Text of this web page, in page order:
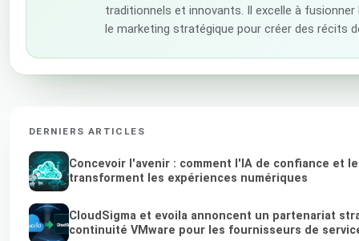
traditionnels et innovants. Il excelle à
le marketing stratégique pour créer des récits
DERNIERS ARTICLES
Concevoir l'avenir : comment l'IA de confiance et
transforment les expériences numériques
CloudSigma et evoila annoncent un partenariat
continuité VMware pour les fournisseurs de